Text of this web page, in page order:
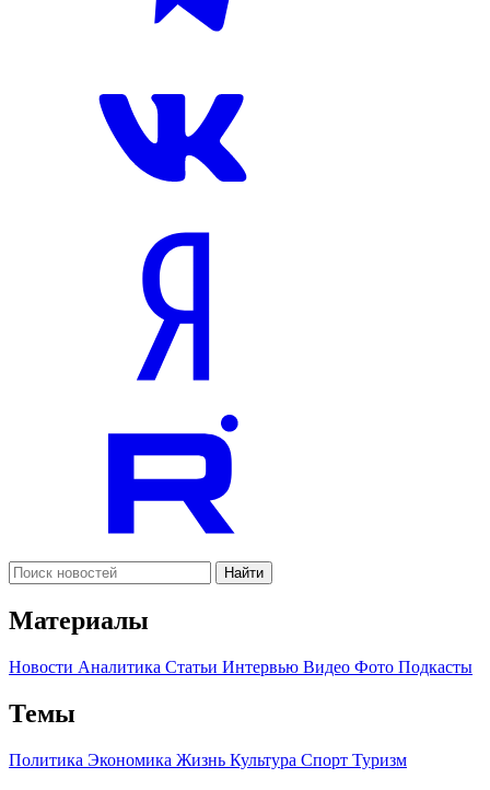
Найти
Материалы
Новости Аналитика Статьи Интервью Видео Фото Подкасты
Темы
Политика Экономика Жизнь Культура Спорт Туризм